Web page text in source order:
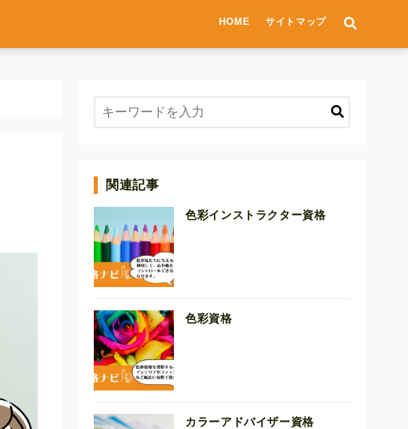
HOME サイトマップ
関連記事
色彩インストラクター資格
色彩資格
カラーアドバイザー資格